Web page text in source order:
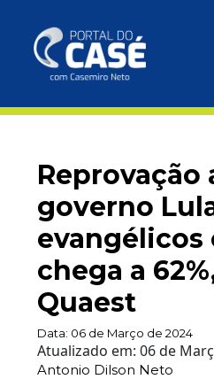
Reprovação
governo
evangélicos
chega a
Quaest
Data: 06 de Março de 2024
Atualizado em: 06 de
Antonio Dilson Neto